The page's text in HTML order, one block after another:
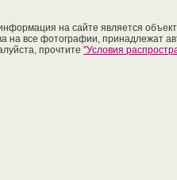
на сайте является
на все фотографии, принадлежат
прочтите "Условия